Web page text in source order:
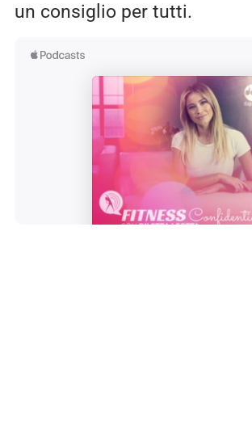
un consiglio per tutti.